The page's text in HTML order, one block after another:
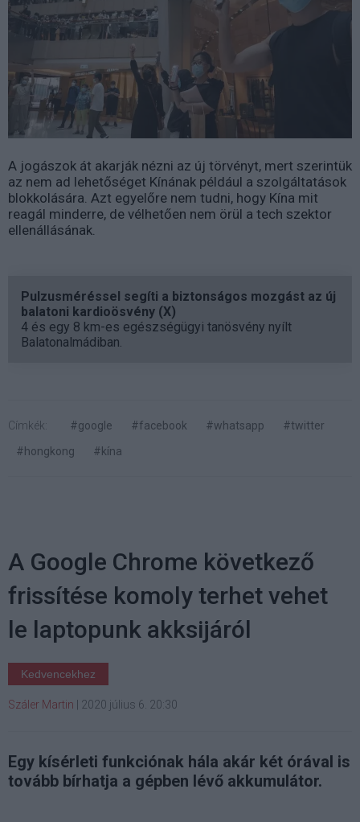
A jogászok át akarják nézni az új törvényt, mert szerintük
az nem ad lehetőséget Kínának például a szolgáltatások
blokkolására. Azt egyelőre nem tudni, hogy Kína mit
reagál minderre, de vélhetően nem örül a tech szektor
ellenállásának.
Pulzusméréssel segíti a biztonságos mozgást az új
balatoni kardioösvény (X)
4 és egy 8 km-es egészségügyi tanösvény nyílt
Balatonalmádiban.
Címkék: #google #facebook #whatsapp
#twitter
#hongkong
#kína
A Google Chrome következő
frissítése komoly terhet vehet
le laptopunk akksijáról
Kedvencekhez
Száler Martin 2020 július 6. 20:30
Egy kísérleti funkciónak hála akár két órával is
tovább bírhatja a gépben lévő akkumulátor.